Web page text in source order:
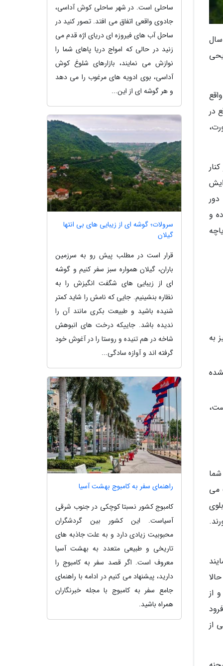
واقع
در
چورت،
و
به
می
را راه بروند و از
از
ساحلی است. در شهر ساحلی کوش آداسی،
جادوی واقعی اتفاق می افتد. تصور کنید در
ساحل آب های فیروزه ای دریای اژه قدم می
زنید در حالی که امواج دریا پاهای شما را
نوازش می نمایند، بازارهای شلوغ کوش
آداسی، بوی ادویه های مرغوب را می دهد
و هر گوشه ای از این...
سرولات؛ گوشه ای از زیبایی های بی انتها
گیلان
قرار است در مطلب پیش رو به سرزمین
باران، گیلان همواره سبز سفر کنیم و گوشه
ای از زیبایی های شگفت انگیزش را به
نظاره بنشینیم. جایی که نامش را شاید کمتر
شنیده باشید و طبیعت بکری مانند آن را
ندیده باشد. جاییکه درخت های انبوهش
شاخه در هم تنیده و روستا را در آغوش خود
گرفته اند و آوازه سادگی...
راهنمای سفر به کامبوج بهشت آسیا
کامبوج کشور نسبتا کوچکی در جنوب شرقی
آسیاست. این کشور بین گردشگران
محبوبیت زیادی دارد و به علت جاذبه های
تاریخی و طبیعی متعدد به بهشت آسیا
معروف است. اگر قصد سفر به کامبوج را
دارید، پیشنهاد می کنیم در ادامه با راهنمای
جامع سفر به کامبوج با مجله خبرنگاران
همراه باشید.